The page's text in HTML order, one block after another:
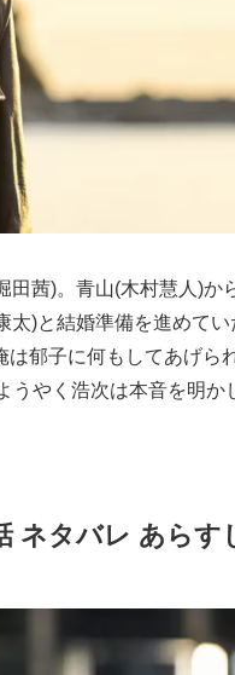
茜)。青山(木村慧人)か
)と結婚準備を進めて
郁子に何もしてあげら
うやく浩次は本音を明
ネタバレ あらす